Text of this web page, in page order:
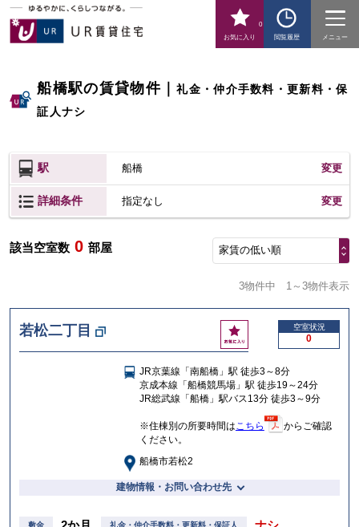
お気に入り
0
閲覧履歴
メニュー
船橋駅の賃貸物件｜礼金・仲介手数料・更新料・保
証人ナシ
駅 船橋 変更
詳細条件 指定なし 変更
該当空室数 0 部屋 家賃の低い順
3物件中 1～3物件表示
若松二丁目
お
気
入
り
空室状況
0
JR京葉線「南船橋」駅 徒歩3～8分
京成本線「船橋競馬場」駅 徒歩19～24分
JR総武線「船橋」駅バス13分 徒歩3～9分
※住棟別の所要時間はこちら
からご確認
ください。
船橋市若松2
建物情報・お問い合わせ先